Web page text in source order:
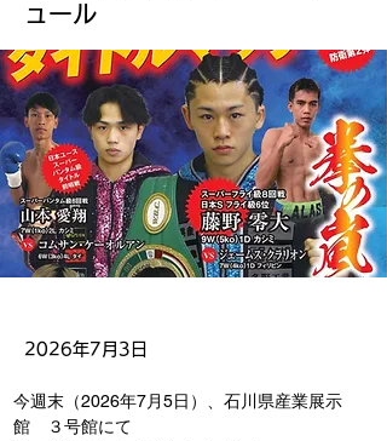
ュール
2026年7月3日
今週末（2026年7月5日）、石川県産業展示
館　３号館にて